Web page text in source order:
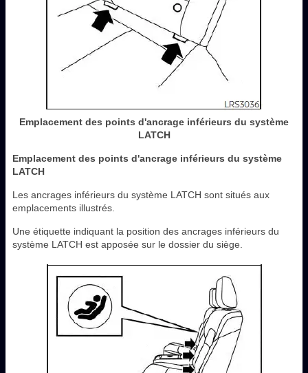
Emplacement des points d'ancrage inférieurs du système
LATCH
Emplacement des points d'ancrage inférieurs du système
LATCH
Les ancrages inférieurs du système LATCH sont situés aux
emplacements illustrés.
Une étiquette indiquant la position des ancrages inférieurs du
système LATCH est apposée sur le dossier du siège.